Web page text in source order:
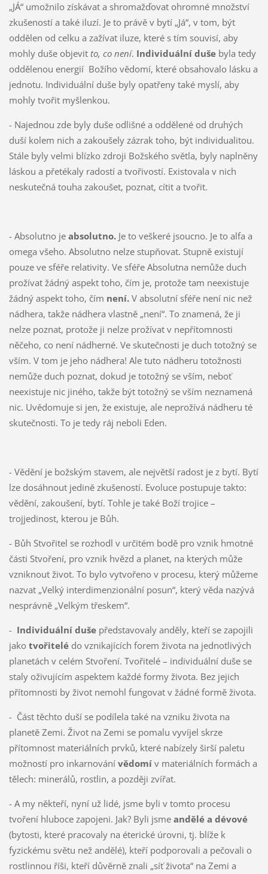
„JÁ“ umožnilo získávat a shromažďovat ohromné množství
zkušeností a také iluzí. Je to právě v bytí „Já“, v tom, být
oddělen od celku a zažívat iluze, které s tím souvisí, aby
mohly duše objevit to, co není. Individuální dušebyla tedy
oddělenou energií Božího vědomí, které obsahovalo lásku a
jednotu. Individuální duše byly opatřeny také myslí, aby
mohly tvořit myšlenkou.
- Najednou zde byly duše odlišné a oddělené od druhých
duší kolem nich a zakoušely zázrak toho, být individualitou.
Stále byly velmi blízko zdroji Božského světla, byly naplněny
láskou a přetékaly radostí a tvořivostí. Existovala v nich
neskutečná touha zakoušet, poznat, cítit a tvořit.
- Absolutno je absolutno.Je to veškeré jsoucno. Je to alfa a
omega všeho. Absolutno nelze stupňovat. Stupně existují
pouze ve sféře relativity. Ve sféře Absolutna nemůže duch
prožívat žádný aspekt toho, čím je, protože tam neexistuje
žádný aspekt toho, čím není.V absolutní sféře není nic než
nádhera, takže nádhera vlastně „není“. To znamená, že ji
nelze poznat, protože ji nelze prožívat v nepřítomnosti
něčeho, co není nádherné. Ve skutečnosti je duch totožný se
vším. V tom je jeho nádhera! Ale tuto nádheru totožnosti
nemůže duch poznat, dokud je totožný se vším, neboť
neexistuje nic jiného, takže být totožný se vším neznamená
nic. Uvědomuje si jen, že existuje, ale neprožívá nádheru té
skutečnosti. To je tedy ráj neboli Eden.
- Vědění je božským stavem, ale největší radost je z bytí. Bytí
lze dosáhnout jedině zkušeností. Evoluce postupuje takto:
vědění, zakoušení, bytí. Tohle je také Boží trojice –
trojjedinost, kterou je Bůh.
- Bůh Stvořitel se rozhodl v určitém bodě pro vznik hmotné
části Stvoření, pro vznik hvězd a planet, na kterých může
vzniknout život. To bylo vytvořeno v procesu, který můžeme
nazvat „Velký interdimenzionální posun“, který věda nazývá
nesprávně „Velkým třeskem“.
- Individuální dušepředstavovaly anděly, kteří se zapojili
jako tvořitelé do vznikajících forem života na jednotlivých
planetách v celém Stvoření. Tvořitelé – individuální duše se
staly oživujícím aspektem každé formy života. Bez jejich
přítomnosti by život nemohl fungovat v žádné formě života.
- Část těchto duší se podílela také na vzniku života na
planetě Zemi. Život na Zemi se pomalu vyvíjel skrze
přítomnost materiálních prvků, které nabízely širší paletu
možností pro inkarnování vědomí v materiálních formách a
tělech: minerálů, rostlin, a později zvířat.
- A my někteří, nyní už lidé, jsme byli v tomto procesu
tvoření hluboce zapojeni. Jak? Byli jsme andělé a dévové
(bytosti, které pracovaly na éterické úrovni, tj. blíže k
fyzickému světu než andělé), kteří podporovali a pečovali o
rostlinnou říši, kteří důvěrně znali „síť života“ na Zemi a